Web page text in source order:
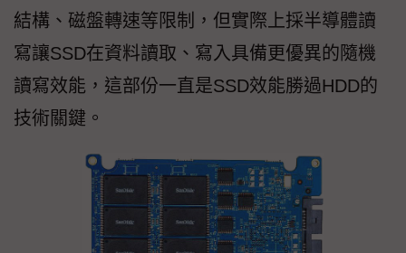
結構、磁盤轉速等限制，但實際上採半導體讀
寫讓SSD在資料讀取、寫入具備更優異的隨機
讀寫效能，這部份一直是SSD效能勝過HDD的
技術關鍵。